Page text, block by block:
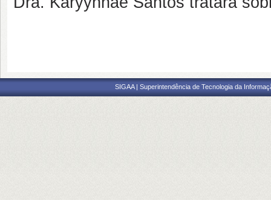
SIGAA | Superintendência de Tecnologia da